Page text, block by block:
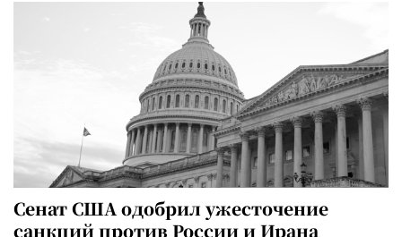
Сенат США одобрил ужесточение
санкций против России и Ирана